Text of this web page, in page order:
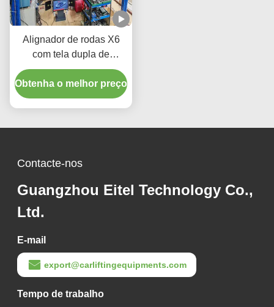
Alignador de rodas X6
com tela dupla de
imagem 3D inteligente e
rastreamento em tempo
real para precisão de
veículo
Obtenha o melhor preço
Contacte-nos
Guangzhou Eitel Technology Co.,
Ltd.
E-mail
export@carliftingequipments.com
Tempo de trabalho